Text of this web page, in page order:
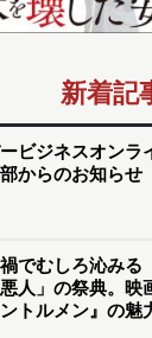
新着記
ビジネスオンラ
からのお知らせ
でむしろ沁みる
悪人」の祭典。映
ントルメン』の魅